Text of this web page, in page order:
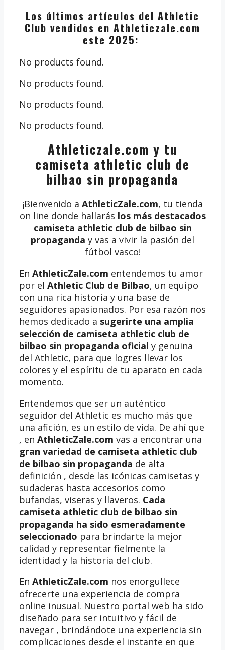
Los últimos artículos del Athletic
Club vendidos en Athleticzale.com
este 2025:
No products found.
No products found.
No products found.
No products found.
Athleticzale.com y tu
camiseta athletic club de
bilbao sin propaganda
¡Bienvenido a AthleticZale.com, tu tienda
on line donde hallarás los más destacados
camiseta athletic club de bilbao sin
propaganda y vas a vivir la pasión del
fútbol vasco!
En AthleticZale.com entendemos tu amor
por el Athletic Club de Bilbao, un equipo
con una rica historia y una base de
seguidores apasionados. Por esa razón nos
hemos dedicado a sugerirte una amplia
selección de camiseta athletic club de
bilbao sin propaganda oficial y genuina
del Athletic, para que logres llevar los
colores y el espíritu de tu aparato en cada
momento.
Entendemos que ser un auténtico
seguidor del Athletic es mucho más que
una afición, es un estilo de vida. De ahí que
, en AthleticZale.com vas a encontrar una
gran variedad de camiseta athletic club
de bilbao sin propaganda de alta
definición , desde las icónicas camisetas y
sudaderas hasta accesorios como
bufandas, viseras y llaveros. Cada
camiseta athletic club de bilbao sin
propaganda ha sido esmeradamente
seleccionado para brindarte la mejor
calidad y representar fielmente la
identidad y la historia del club.
En AthleticZale.com nos enorgullece
ofrecerte una experiencia de compra
online inusual. Nuestro portal web ha sido
diseñado para ser intuitivo y fácil de
navegar , brindándote una experiencia sin
complicaciones desde el instante en que